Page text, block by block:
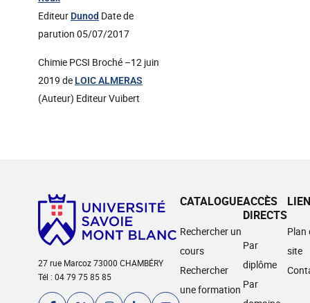
Editeur Dunod Date de
parution 05/07/2017
Chimie PCSI Broché –12 juin
2019 de LOIC ALMERAS
(Auteur) Editeur Vuibert
27 rue Marcoz 73000 CHAMBÉRY
Tél : 04 79 75 85 85
CATALOGUE
Rechercher un
cours
Rechercher
une formation
ACCÈS
DIRECTS
Par
diplôme
Par
Plan
site